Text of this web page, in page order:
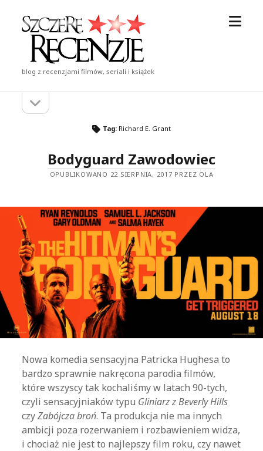
Szczere
Recenzje
blog z recenzjami filmów, seriali i książek
Pasekpasek
Tag: Richard E. Grant
Bodyguard Zawodowiec
OPUBLIKOWANO 22 SIERPNIA, 2017 PRZEZ OLA
Nowa komedia sensacyjna Patricka Hughesa to
bardzo sprawnie nakręcona parodia filmów,
które wszyscy tak kochaliśmy w latach 90-tych,
czyli sensacyjniaków typu Gliniarz z Beverly Hills
czyZabójcza broń. Ta produkcja nie ma innych
ambicji poza rozerwaniem i rozbawieniem widza,
i chociaż nie jest to najlepszy film roku, czy nawet